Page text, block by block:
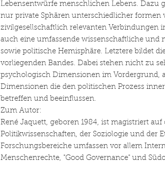
Lebensentwürfe menschlichen Lebens. Dazu
nur private Sphären unterschiedlicher formen
zivilgesellschaftlich relevanten Verbindungen
auch eine umfassende wissenschaftliche und
sowie politische Hemisphäre. Letztere bildet
vorliegenden Bandes. Dabei stehen nicht zu
psychologisch Dimensionen im Vordergrund,
Dimensionen die den politischen Prozess
betreffen und beeinflussen.
Zum Autor:
René Jaquett, geboren 1984, ist magistriert auf
Politikwissenschaften, der Soziologie und der
Forschungsbereiche umfassen vor allem
Menschenrechte, "Good Governance" und